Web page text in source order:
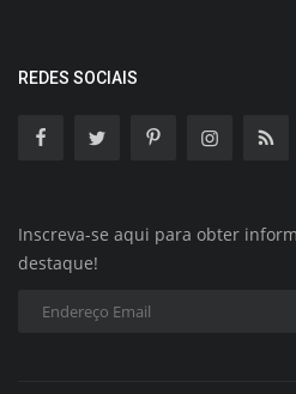
REDES SOCIAIS
Inscreva-se aqui para obter
destaque!